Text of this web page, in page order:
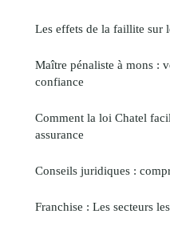
Les effets de la faillite sur
Maître pénaliste à mons :
confiance
Comment la loi Chatel
assurance
Conseils juridiques :
Franchise : Les secteurs